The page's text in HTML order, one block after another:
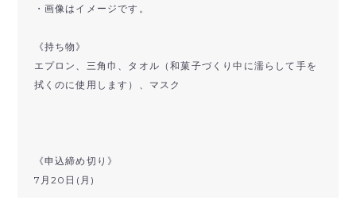
・画像はイメージです。
《持ち物》
エプロン、三角巾、タオル（和菓子づくり中に濡らして手を
拭くのに使用します）、マスク
《申込締め切り》
7月20日(月)